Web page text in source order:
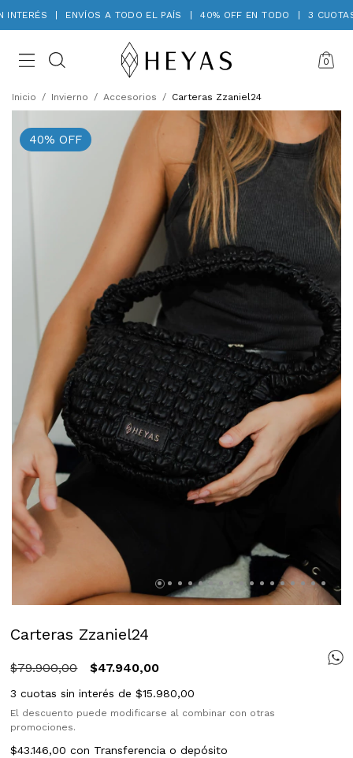
| ENVÍOS A TODO EL PAÍS 40% OFF EN TODO 3 CUOTAS
0
Inicio / Invierno / Accesorios / Carteras Zzaniel24
40% OFF
Carteras Zzaniel24
$79.900,00 $47.940,00
3 cuotas sin interés de$15.980,00
El descuento puede modificarse al combinar con otras
promociones.
$43.146,00 con Transferencia o depósito